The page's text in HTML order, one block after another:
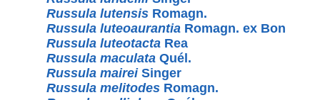
Russula lutensis Romagn.
Russula luteoaurantia Romagn. ex Bon
Russula luteotacta Rea
Russula maculata Quél.
Russula maireiSinger
Russula melitodes Romagn.